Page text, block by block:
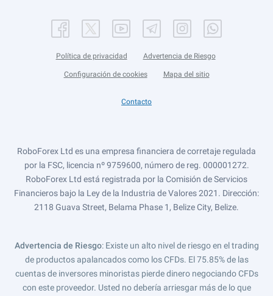
Política de privacidad Advertencia de Riesgo
Configuración de cookies Mapa del sitio
Contacto
RoboForex Ltd es una empresa financiera de corretaje regulada
por la FSC, licencia nº 9759600, número de reg. 000001272.
RoboForex Ltd está registrada por la Comisión de Servicios
Financieros bajo la Ley de la Industria de Valores 2021. Dirección:
2118 Guava Street, Belama Phase 1, Belize City, Belize.
Advertencia de Riesgo: Existe un alto nivel de riesgo en el trading
de productos apalancados como los CFDs. El 75.85% de las
cuentas de inversores minoristas pierde dinero negociando CFDs
con este proveedor. Usted no debería arriesgar más de lo que